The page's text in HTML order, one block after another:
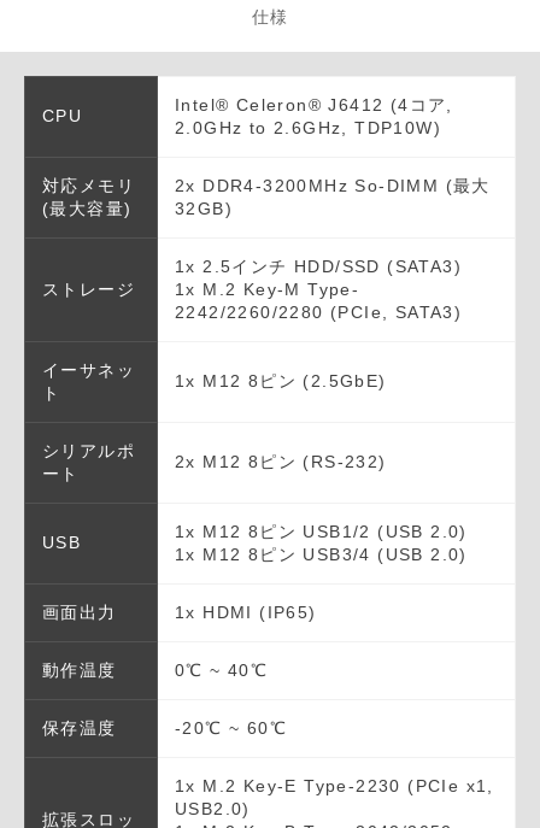
仕様
CPU
Intel® Celeron® J6412 (4コア,
2.0GHz to 2.6GHz, TDP10W)
対応メモリ
(最大容量)
2x DDR4-3200MHz So-DIMM (最大
32GB)
ストレージ
1x 2.5インチ HDD/SSD (SATA3)
1x M.2 Key-M Type-
2242/2260/2280 (PCIe, SATA3)
イーサネッ
ト
1x M12 8ピン (2.5GbE)
シリアルポ
ート
2x M12 8ピン (RS-232)
USB
1x M12 8ピン USB1/2 (USB 2.0)
1x M12 8ピン USB3/4 (USB 2.0)
画面出力 1x HDMI (IP65)
動作温度 0℃ ~ 40℃
保存温度 -20℃ ~ 60℃
拡張スロッ
1x M.2 Key-E Type-2230 (PCIe x1,
USB2.0)